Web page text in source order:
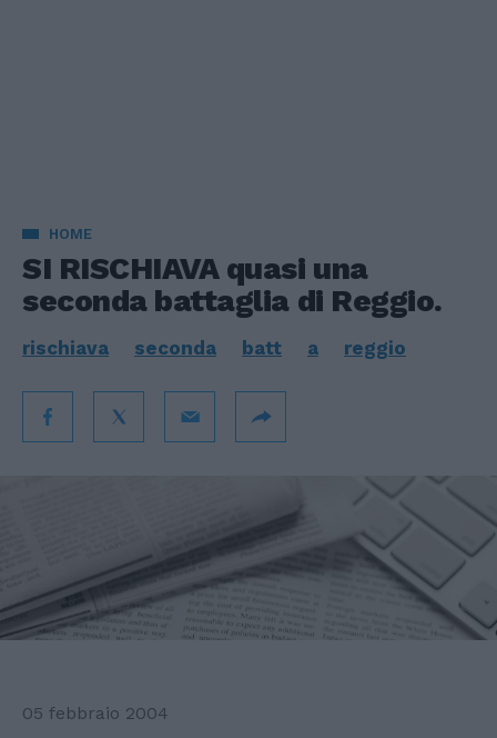
HOME
SI RISCHIAVA quasi una
seconda battaglia di Reggio.
rischiava seconda batt a reggio
05 febbraio 2004